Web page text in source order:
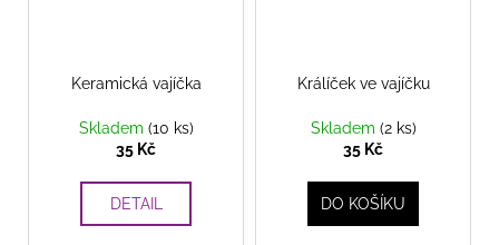
Keramická vajíčka
Skladem (10 ks)
35 Kč
DETAIL
Králíček ve vajíčku
Skladem (2 ks)
35 Kč
DO KOŠÍKU